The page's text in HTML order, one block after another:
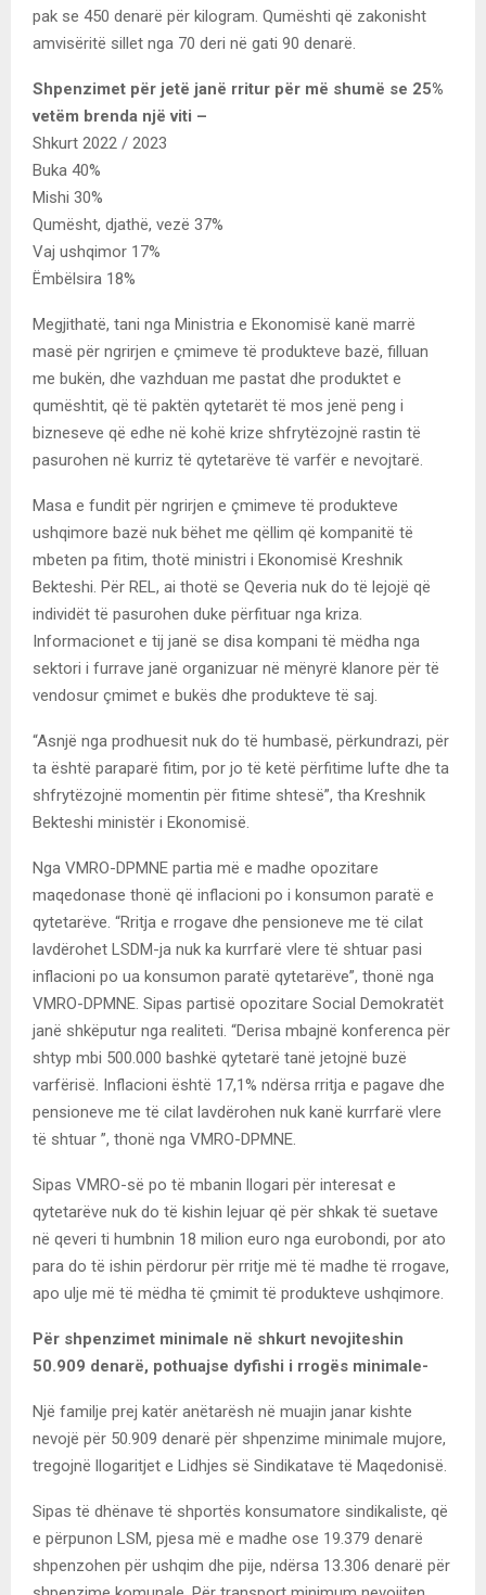
pak se 450 denarë për kilogram. Qumështi që zakonisht
amvisëritë sillet nga 70 deri në gati 90 denarë.
Shpenzimet për jetë janë rritur për më shumë se 25%
vetëm brenda një viti –
Shkurt 2022 / 2023
Buka 40%
Mishi 30%
Qumësht, djathë, vezë 37%
Vaj ushqimor 17%
Ëmbëlsira 18%
Megjithatë, tani nga Ministria e Ekonomisë kanë marrë
masë për ngrirjen e çmimeve të produkteve bazë, filluan
me bukën, dhe vazhduan me pastat dhe produktet e
qumështit, që të paktën qytetarët të mos jenë peng i
bizneseve që edhe në kohë krize shfrytëzojnë rastin të
pasurohen në kurriz të qytetarëve të varfër e nevojtarë.
Masa e fundit për ngrirjen e çmimeve të produkteve
ushqimore bazë nuk bëhet me qëllim që kompanitë të
mbeten pa fitim, thotë ministri i Ekonomisë Kreshnik
Bekteshi. Për REL, ai thotë se Qeveria nuk do të lejojë që
individët të pasurohen duke përfituar nga kriza.
Informacionet e tij janë se disa kompani të mëdha nga
sektori i furrave janë organizuar në mënyrë klanore për të
vendosur çmimet e bukës dhe produkteve të saj.
“Asnjë nga prodhuesit nuk do të humbasë, përkundrazi, për
ta është paraparë fitim, por jo të ketë përfitime lufte dhe ta
shfrytëzojnë momentin për fitime shtesë”, tha Kreshnik
Bekteshi ministër i Ekonomisë.
Nga VMRO-DPMNE partia më e madhe opozitare
maqedonase thonë që inflacioni po i konsumon paratë e
qytetarëve. “Rritja e rrogave dhe pensioneve me të cilat
lavdërohet LSDM-ja nuk ka kurrfarë vlere të shtuar pasi
inflacioni po ua konsumon paratë qytetarëve”, thonë nga
VMRO-DPMNE. Sipas partisë opozitare Social Demokratët
janë shkëputur nga realiteti. “Derisa mbajnë konferenca për
shtyp mbi 500.000 bashkë qytetarë tanë jetojnë buzë
varfërisë. Inflacioni është 17,1% ndërsa rritja e pagave dhe
pensioneve me të cilat lavdërohen nuk kanë kurrfarë vlere
të shtuar ”, thonë nga VMRO-DPMNE.
Sipas VMRO-së po të mbanin llogari për interesat e
qytetarëve nuk do të kishin lejuar që për shkak të suetave
në qeveri ti humbnin 18 milion euro nga eurobondi, por ato
para do të ishin përdorur për rritje më të madhe të rrogave,
apo ulje më të mëdha të çmimit të produkteve ushqimore.
Për shpenzimet minimale në shkurt nevojiteshin
50.909 denarë, pothuajse dyfishi i rrogës minimale-
Një familje prej katër anëtarësh në muajin janar kishte
nevojë për 50.909 denarë për shpenzime minimale mujore,
tregojnë llogaritjet e Lidhjes së Sindikatave të Maqedonisë.
Sipas të dhënave të shportës konsumatore sindikaliste, që
e përpunon LSM, pjesa më e madhe ose 19.379 denarë
shpenzohen për ushqim dhe pije, ndërsa 13.306 denarë për